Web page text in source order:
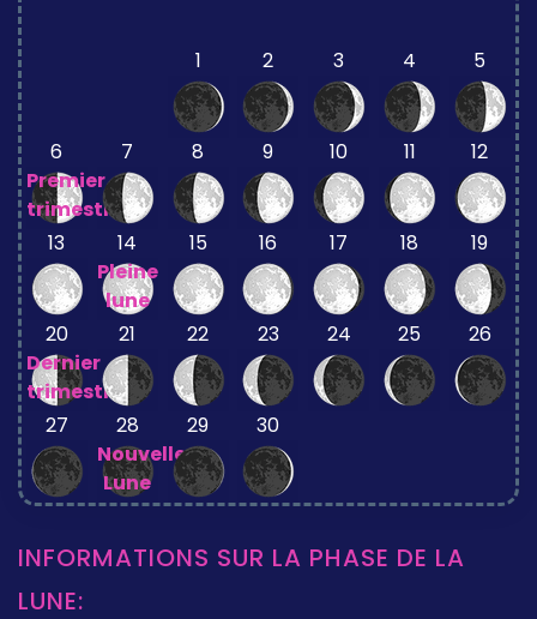
1 2 3 4 5
6
Premier
trimestre
7 8 9 10 11 12
13
14
Pleine
lune
15 16 17 18 19
20
Dernier
trimestre
21 22 23 24 25 26
27
28
Nouvelle
Lune
29 30
INFORMATIONS SUR LA PHASE DE LA
LUNE: